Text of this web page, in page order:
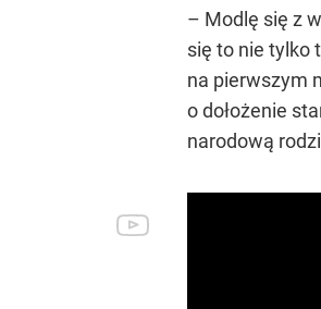
– Modlę się z
się to nie tylko
na pierwszym
o dołożenie
narodową